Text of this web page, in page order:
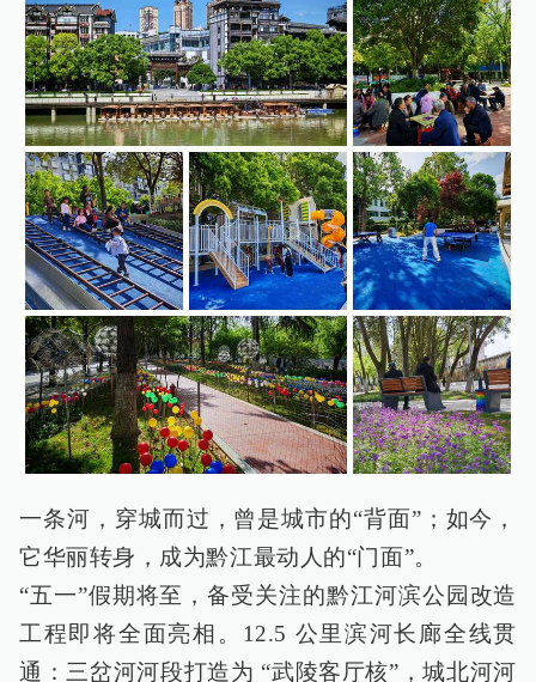
一条河，穿城而过，曾是城市的“背面”；如今，
它华丽转身，成为黔江最动人的“门面”。
“五一”假期将至，备受关注的黔江河滨公园改造
工程即将全面亮相。12.5 公里滨河长廊全线贯
通：三岔河河段打造为 “武陵客厅核”，城北河河